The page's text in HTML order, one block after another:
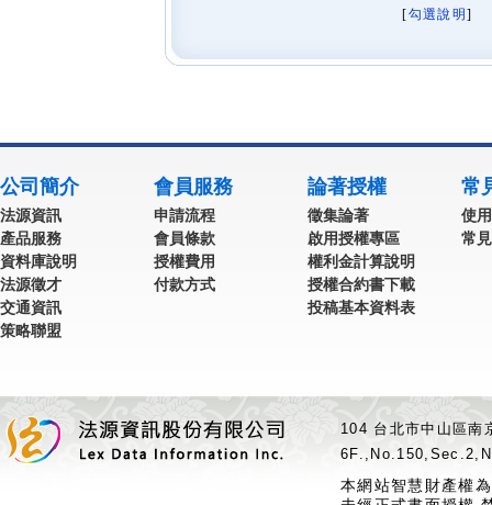
[勾選說明 ]
公司簡介
法源資訊
產品服務
資料庫說明
法源徵才
交通資訊
策略聯盟
會員服務
申請流程
會員條款
授權費用
付款方式
論著授權
徵集論著
啟用授權專區
權利金計算說明
授權合約書下載
投稿基本資料表
常
使
常
104 台北市中山區
本網站智慧財產權